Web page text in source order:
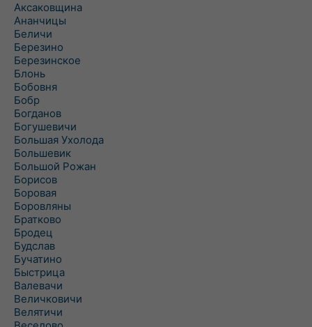
Аксаковщина
Ананчицы
Беличи
Березино
Березинское
Блонь
Бобовня
Бобр
Богданов
Богушевичи
Большая Ухолода
Большевик
Большой Рожан
Борисов
Боровая
Боровляны
Братково
Бродец
Будслав
Бучатино
Быстрица
Валевачи
Величковичи
Велятичи